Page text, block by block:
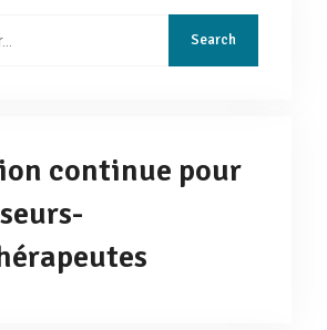
continue pour